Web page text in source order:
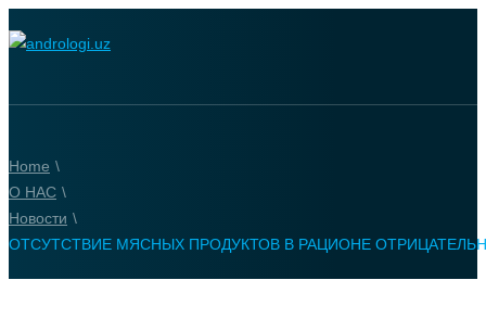
Home \
О НАС \
Новости \
ОТСУТСТВИЕ МЯСНЫХ ПРОДУКТОВ В РАЦИОНЕ